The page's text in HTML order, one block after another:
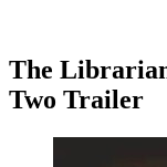
The
Two Trailer